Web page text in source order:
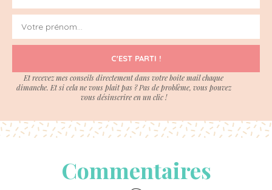
C'EST PARTI !
Et recevez mes conseils directement dans votre boite mail chaque
dimanche. Et si cela ne vous plait pas ? Pas de problème, vous pouvez
vous désinscrire en un clic !
Commentaires